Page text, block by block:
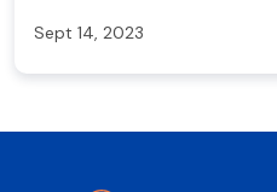
Sept 14, 2023